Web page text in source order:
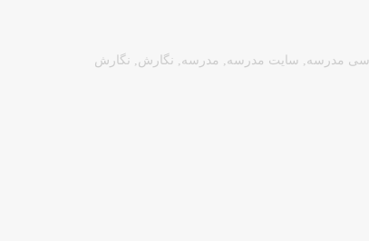
مدرسه , سایت مدرسه , مدرسه , نگارش , نگارش